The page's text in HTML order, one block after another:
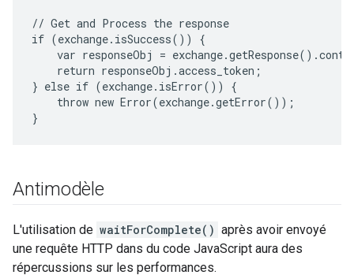
// Get and Process the response
if (exchange.isSuccess()) {
var responseObj =
    return responseObj.access_token;
} else if (exchange.isError()) {
    throw new Error(exchange.getError());
Antimodèle
L'utilisation de waitForComplete() après avoir envoyé
une requête HTTP dans du code JavaScript aura des
répercussions sur les performances.